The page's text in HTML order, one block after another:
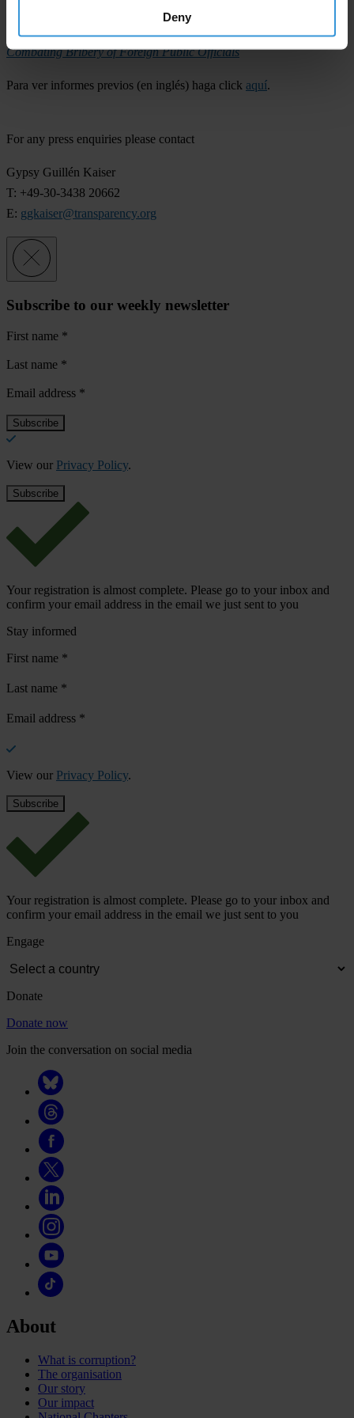
Deny
2007 TI Progress Report: Enforcement of the OECD Convention on
Combating Bribery of Foreign Public Officials
Para ver informes previos (en inglés) haga click aquí.
For any press enquiries please contact
Gypsy Guillén Kaiser
T: +49-30-3438 20662
E: ggkaiser@transparency.org
Subscribe to our weekly newsletter
First name *
Last name *
Email address *
View our Privacy Policy.
Your registration is almost complete. Please go to your inbox and
confirm your email address in the email we just sent to you
Stay informed
First name *
Last name *
Email address *
View our Privacy Policy.
Your registration is almost complete. Please go to your inbox and
confirm your email address in the email we just sent to you
Engage
Donate
Donate now
Join the conversation on social media
About
What is corruption?
The organisation
Our story
Our impact